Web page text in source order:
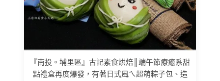
『南投。埔里區』古記素食烘焙║端午節療癒系甜
點禮盒再度爆發，有著日式風ㄟ超萌粽子包、造